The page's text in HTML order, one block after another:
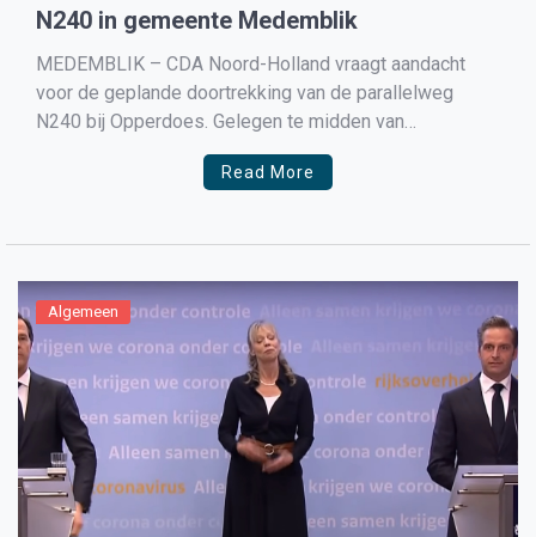
N240 in gemeente Medemblik
MEDEMBLIK – CDA Noord-Holland vraagt aandacht
voor de geplande doortrekking van de parallelweg
N240 bij Opperdoes. Gelegen te midden van
verschillende West-Friese agrarische bedrijven,
ondervindt Opperdoes al jaren last van zwaar beladen,
Read More
Algemeen